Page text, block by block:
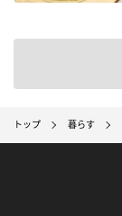
トップ 暮らす